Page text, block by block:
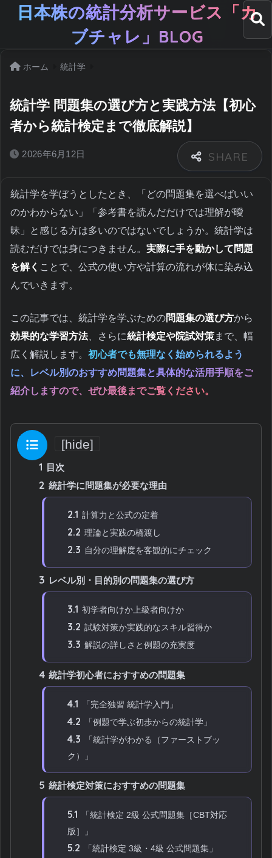
日本株の統計分析サービス「カ
ブチャレ」BLOG
ホーム 統計学
統計学 問題集の選び方と実践方法【初心
者から統計検定まで徹底解説】
2026年6月12日
統計学を学ぼうとしたとき、「どの問題集を選べばいい
のかわからない」「参考書を読んだだけでは理解が曖
昧」と感じる方は多いのではないでしょうか。統計学は
読むだけでは身につきません。 実際に手を動かして問題
を解く ことで、公式の使い方や計算の流れが体に染み込
んでいきます。
この記事では、統計学を学ぶための問題集の選び方から
効果的な学習方法、さらに統計検定や院試対策まで、幅
広く解説します。 初心者でも無理なく始められるよう
に、レベル別のおすすめ問題集と具体的な活用手順をご
紹介しますので、ぜひ最後までご覧ください。
目次 [hide]
1 目次
2 統計学に問題集が必要な理由
2.1 計算力と公式の定着
2.2 理論と実践の橋渡し
2.3 自分の理解度を客観的にチェック
3 レベル別・目的別の問題集の選び方
3.1 初学者向けか上級者向けか
3.2 試験対策か実践的なスキル習得か
3.3 解説の詳しさと例題の充実度
4 統計学初心者におすすめの問題集
4.1 「完全独習 統計学入門」
4.2 「例題で学ぶ初歩からの統計学」
4.3
「統計学がわかる（ファーストブッ
ク）」
5 統計検定対策におすすめの問題集
5.1
「統計検定 2級 公式問題集［CBT対応
版］」
5.2 「統計検定 3級・4級 公式問題集」